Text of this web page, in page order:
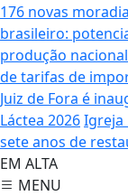
176 novas
brasileiro:
produção nacional
de tarifas de
Juiz de Fora é
Láctea 2026Igreja
sete anos de
EM ALTA
MENU